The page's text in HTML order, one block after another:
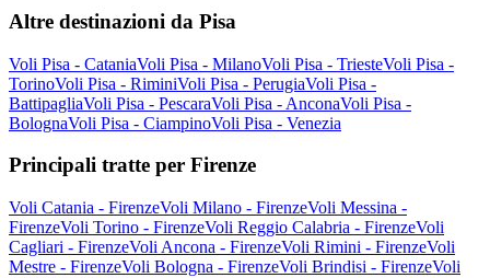
Altre destinazioni da Pisa
Voli Pisa - CataniaVoli Pisa - MilanoVoli Pisa - TriesteVoli Pisa -
TorinoVoli Pisa - RiminiVoli Pisa - PerugiaVoli Pisa -
BattipagliaVoli Pisa - PescaraVoli Pisa - AnconaVoli Pisa -
BolognaVoli Pisa - CiampinoVoli Pisa - Venezia
Principali tratte per Firenze
Voli Catania - FirenzeVoli Milano - FirenzeVoli Messina -
FirenzeVoli Torino - FirenzeVoli Reggio Calabria - FirenzeVoli
Cagliari - FirenzeVoli Ancona - FirenzeVoli Rimini - FirenzeVoli
Mestre - FirenzeVoli Bologna - FirenzeVoli Brindisi - FirenzeVoli